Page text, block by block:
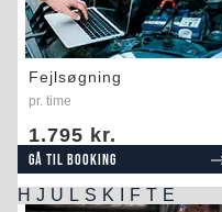
Fejlsøgning
pr. time
1.795 kr.
Gå til booking
HJULSKIFTE